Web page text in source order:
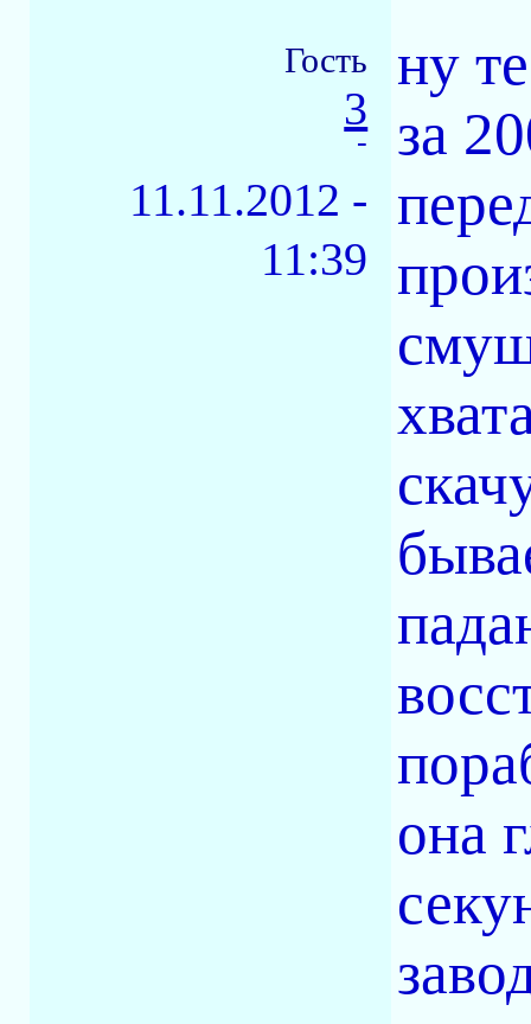
Гость
3
-
11.11.2012 -
11:39
ну
за
она